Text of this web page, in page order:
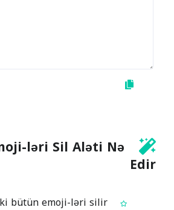
ləri Sil Aləti Nə
Edir